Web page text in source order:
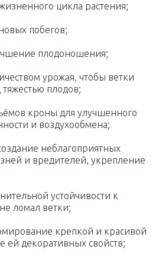
цикла растения;
побегов;
плодоношения;
урожая, чтобы ветки
плодов;
кроны для улучшенного
и воздухообмена;
неблагоприятных
и вредителей, укрепление
устойчивости к
ломал ветки;
крепкой и красивой
ей декоративных свойств;